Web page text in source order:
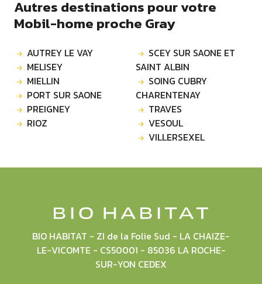
Autres destinations pour votre
Mobil-home proche Gray
AUTREY LE VAY
MELISEY
MIELLIN
PORT SUR SAONE
PREIGNEY
RIOZ
SCEY SUR SAONE ET
SAINT ALBIN
SOING CUBRY
CHARENTENAY
TRAVES
VESOUL
VILLERSEXEL
BIO HABITAT - ZI de la Folie Sud - LA CHAIZE-
LE-VICOMTE - CS50001 - 85036 LA ROCHE-
SUR-YON CEDEX